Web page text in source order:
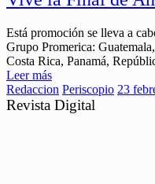
Está promoción se lleva a
Grupo Promerica:
Costa Rica, Panamá,
Leer más
Redaccion Periscopio 23
Revista Digital